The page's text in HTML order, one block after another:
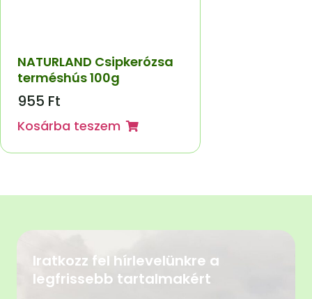
NATURLAND Csipkerózsa
terméshús 100g
955 Ft
Kosárba teszem
Iratkozz fel hírlevelünkre a
legfrissebb tartalmakért